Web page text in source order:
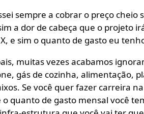
sempre a cobrar o preço cheio
a dor de cabeça que o projeto
e sim o quanto de gasto eu
muitas vezes acabamos
gás de cozinha, alimentação,
Se você quer fazer carreira
quanto de gasto mensal você